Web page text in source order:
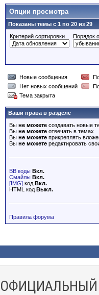
Опции просмотра
Показаны темы с 1 по 20 из 29
Критерий сортировки
Порядок
Новые сообщения
Нет новых сообщений
Тема закрыта
Ваши права в разделе
Вы не можете создавать новые
Вы не можете отвечать в темах
Вы не можете прикреплять
Вы не можете редактировать
BB коды Вкл.
Смайлы Вкл.
[IMG] код Вкл.
HTML код Выкл.
Правила форума
ОФИЦИАЛЬНЫЙ